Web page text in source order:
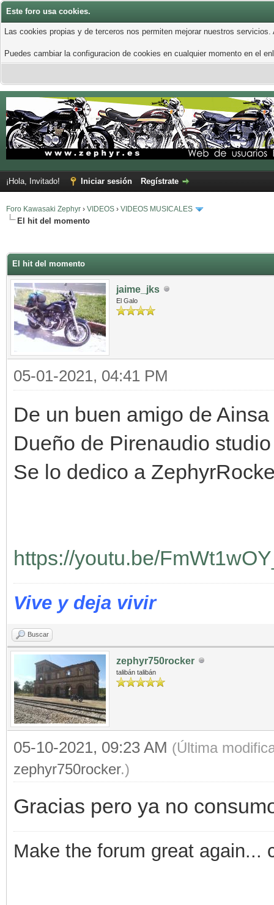
Este foro usa cookies.
Las cookies propias y de terceros nos permiten mejorar nuestros
Puedes cambiar la configuracion de cookies en cualquier momento en el
¡Hola, Invitado! Iniciar sesión Regístrate
Foro Kawasaki Zephyr › VIDEOS › VIDEOS MUSICALES
El hit del momento
El hit del momento
jaime_jks
El Galo
05-01-2021, 04:41 PM
De un buen amigo de
Dueño de Pirenaudio
Se lo dedico a
https://youtu.be/
Vive y deja vivir
Buscar
zephyr750rocker
talibán talibán
05-10-2021, 09:23 AM (Última
zephyr750rocker.)
Gracias pero ya no
Make the forum great again...